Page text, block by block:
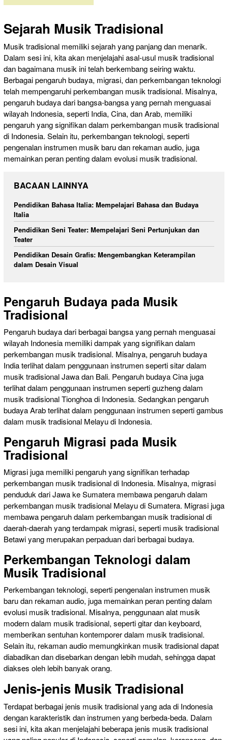
Sejarah Musik Tradisional
Musik tradisional memiliki sejarah yang panjang dan menarik.
Dalam sesi ini, kita akan menjelajahi asal-usul musik tradisional
dan bagaimana musik ini telah berkembang seiring waktu.
Berbagai pengaruh budaya, migrasi, dan perkembangan teknologi
telah mempengaruhi perkembangan musik tradisional. Misalnya,
pengaruh budaya dari bangsa-bangsa yang pernah menguasai
wilayah Indonesia, seperti India, Cina, dan Arab, memiliki
pengaruh yang signifikan dalam perkembangan musik tradisional
di Indonesia. Selain itu, perkembangan teknologi, seperti
pengenalan instrumen musik baru dan rekaman audio, juga
memainkan peran penting dalam evolusi musik tradisional.
BACAAN LAINNYA
Pendidikan Bahasa Italia: Mempelajari Bahasa dan Budaya
Italia
Pendidikan Seni Teater: Mempelajari Seni Pertunjukan dan
Teater
Pendidikan Desain Grafis: Mengembangkan Keterampilan
dalam Desain Visual
Pengaruh Budaya pada Musik
Tradisional
Pengaruh budaya dari berbagai bangsa yang pernah menguasai
wilayah Indonesia memiliki dampak yang signifikan dalam
perkembangan musik tradisional. Misalnya, pengaruh budaya
India terlihat dalam penggunaan instrumen seperti sitar dalam
musik tradisional Jawa dan Bali. Pengaruh budaya Cina juga
terlihat dalam penggunaan instrumen seperti guzheng dalam
musik tradisional Tionghoa di Indonesia. Sedangkan pengaruh
budaya Arab terlihat dalam penggunaan instrumen seperti gambus
dalam musik tradisional Melayu di Indonesia.
Pengaruh Migrasi pada Musik
Tradisional
Migrasi juga memiliki pengaruh yang signifikan terhadap
perkembangan musik tradisional di Indonesia. Misalnya, migrasi
penduduk dari Jawa ke Sumatera membawa pengaruh dalam
perkembangan musik tradisional Melayu di Sumatera. Migrasi juga
membawa pengaruh dalam perkembangan musik tradisional di
daerah-daerah yang terdampak migrasi, seperti musik tradisional
Betawi yang merupakan perpaduan dari berbagai budaya.
Perkembangan Teknologi dalam
Musik Tradisional
Perkembangan teknologi, seperti pengenalan instrumen musik
baru dan rekaman audio, juga memainkan peran penting dalam
evolusi musik tradisional. Misalnya, penggunaan alat musik
modern dalam musik tradisional, seperti gitar dan keyboard,
memberikan sentuhan kontemporer dalam musik tradisional.
Selain itu, rekaman audio memungkinkan musik tradisional dapat
diabadikan dan disebarkan dengan lebih mudah, sehingga dapat
diakses oleh lebih banyak orang.
Jenis-jenis Musik Tradisional
Terdapat berbagai jenis musik tradisional yang ada di Indonesia
dengan karakteristik dan instrumen yang berbeda-beda. Dalam
sesi ini, kita akan menjelajahi beberapa jenis musik tradisional